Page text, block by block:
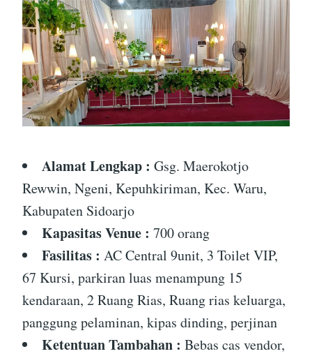
Alamat Lengkap : Gsg. Maerokotjo
Rewwin, Ngeni, Kepuhkiriman, Kec. Waru,
Kabupaten Sidoarjo
Kapasitas Venue : 700 orang
Fasilitas : AC Central 9unit, 3 Toilet VIP,
67 Kursi, parkiran luas menampung 15
kendaraan, 2 Ruang Rias, Ruang rias keluarga,
panggung pelaminan, kipas dinding, perjinan
Ketentuan Tambahan : Bebas cas vendor,